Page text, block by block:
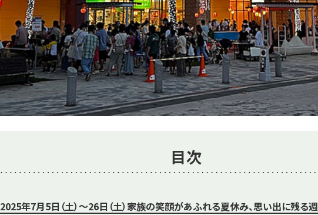
目次
2025年7月5日（土）～26日（土）家族の笑顔があふれる夏休み、思い出に残る